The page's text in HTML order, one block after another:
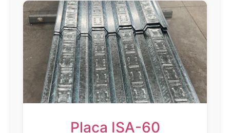
Placa ISA-60